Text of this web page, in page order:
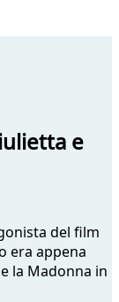
e
del film
era appena
la Madonna in